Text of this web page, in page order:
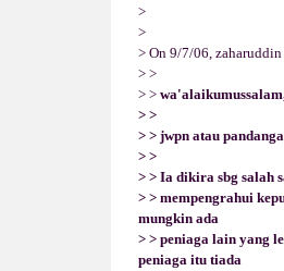
>
>
> On 9/7/06,
> >
> > wa'alaikumussalam
> >
> > jwpn atau
> >
> > Ia dikira sbg salah
> > mempengrahui
mungkin ada
> > peniaga lain yang
peniaga itu tiada